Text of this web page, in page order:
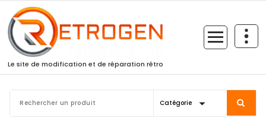
content
Le site de modification et de réparation rétro